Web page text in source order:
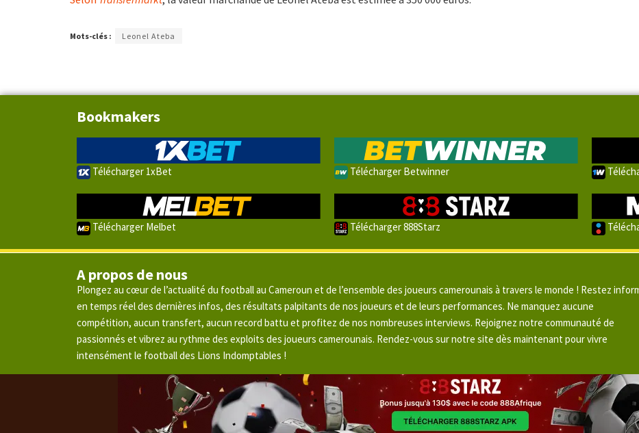
Mots-clés : Leonel Ateba
Bookmakers
Télécharger 1xBet Télécharger Betwinner
Télécharger Melbet Télécharger 888Starz
A propos de nous
Plongez au cœur de l’actualité du football au Cameroun et de l’ensemble des joueurs camerounais à travers le monde ! Restez
en temps réel des dernières infos, des résultats palpitants de nos joueurs et de leurs performances. Ne manquez aucune
compétition, aucun transfert, aucun record battu et profitez de nos nombreuses interviews. Rejoignez notre communauté de
passionnés et vibrez au rythme des exploits des joueurs camerounais. Rendez-vous sur notre site dès maintenant pour vivre
intensément le football des Lions Indomptables !